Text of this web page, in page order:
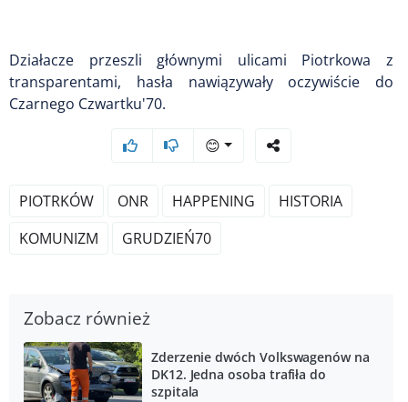
Działacze przeszli głównymi ulicami Piotrkowa z
transparentami, hasła nawiązywały oczywiście do
Czarnego Czwartku'70.
😊
PIOTRKÓW ONR HAPPENING
HISTORIA
KOMUNIZM
GRUDZIEŃ70
Zobacz również
Zderzenie dwóch Volkswagenów na
DK12. Jedna osoba trafiła do
szpitala